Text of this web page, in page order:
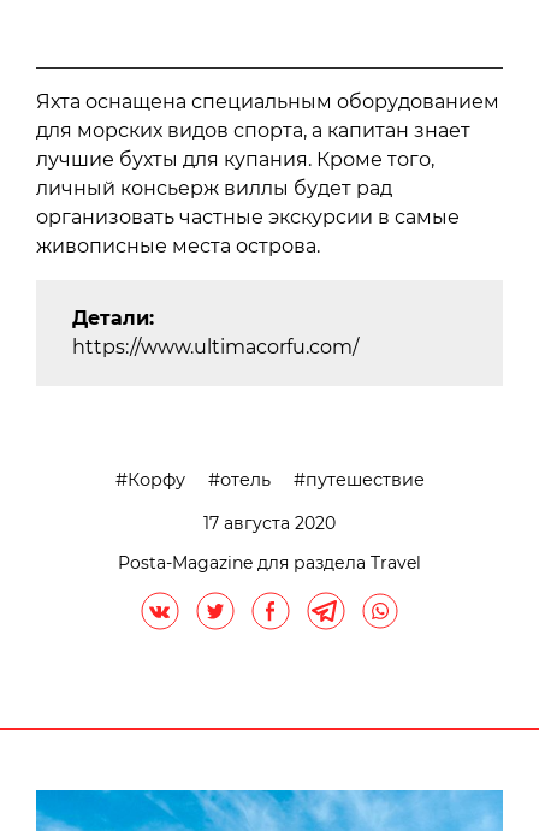
Яхта оснащена специальным оборудованием
для морских видов спорта, а капитан знает
лучшие бухты для купания. Кроме того,
личный консьерж виллы будет рад
организовать частные экскурсии в самые
живописные места острова.
Детали:
https://www.ultimacorfu.com/
Корфу отель
путешествие
17 августа 2020
Posta-Magazine для раздела Travel